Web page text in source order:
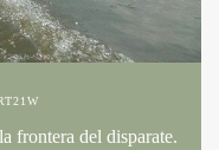
frontera del disparate.